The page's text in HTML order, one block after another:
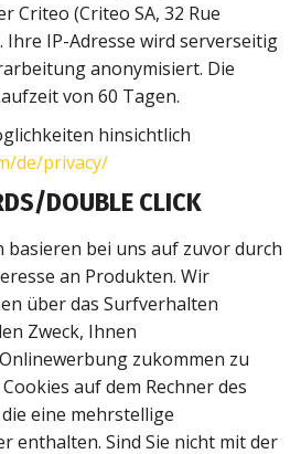
Criteo (Criteo SA, 32 Rue
Ihre IP-Adresse wird serverseitig
anonymisiert. Die
von 60 Tagen.
hinsichtlich
de/privacy/
DOUBLE CLICK
bei uns auf zuvor durch
an Produkten. Wir
über das Surfverhalten
Zweck, Ihnen
zukommen zu
auf dem Rechner des
eine mehrstellige
enthalten. Sind Sie nicht mit der